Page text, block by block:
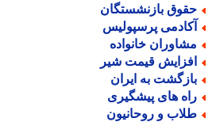
بازنشستگان
پرسپولیس
خانواده
قیمت شیر
به ایران
های پیشگیری
و روحانیون